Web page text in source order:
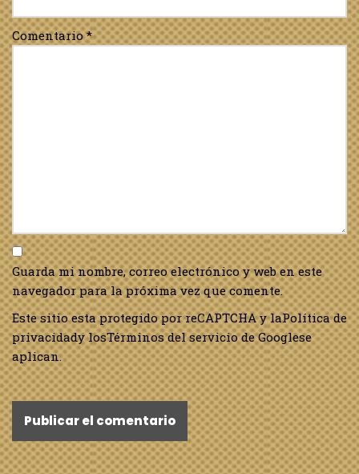
Comentario*
Guarda mi nombre, correo electrónico y web en este
navegador para la próxima vez que comente.
Este sitio esta protegido por reCAPTCHA y laPolítica de
privacidady losTérminos del servicio de Googlese
aplican.